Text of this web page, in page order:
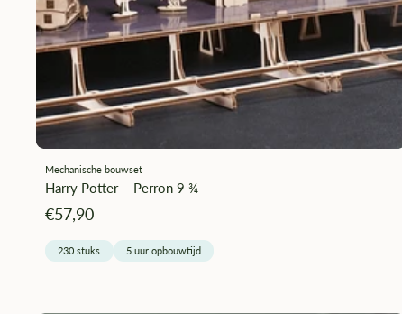
Mechanische bouwset
Harry Potter – Perron 9 ¾
Angebotspreis
€57,90
230 stuks 5 uur opbouwtijd